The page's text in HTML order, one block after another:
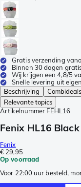
Gratis verzending
Binnen 30 dagen
Wij krijgen een 4,8/5
Snelle levering uit
Beschrijving
Combideals
Relevante topics
Artikelnummer FEHL16
Fenix HL16
Fenix
€ 29,95
Op voorraad
Voor 22:00 uur besteld,